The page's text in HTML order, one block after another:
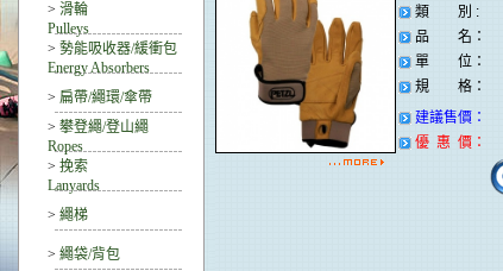
> 滑輪
Pulleys
> 勢能吸收器/緩衝包
Energy Absorbers
> 扁帶/繩環/傘帶
> 攀登繩/登山繩
Ropes
> 挽索
Lanyards
> 繩梯
> 繩袋/背包
類 別 :
品 名：
單 位：
規 格：
建議售價：
優 惠 價：